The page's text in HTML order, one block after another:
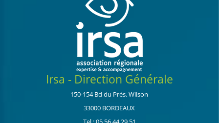
Irsa - Direction Générale
150-154 Bd du Prés. Wilson
33000 BORDEAUX